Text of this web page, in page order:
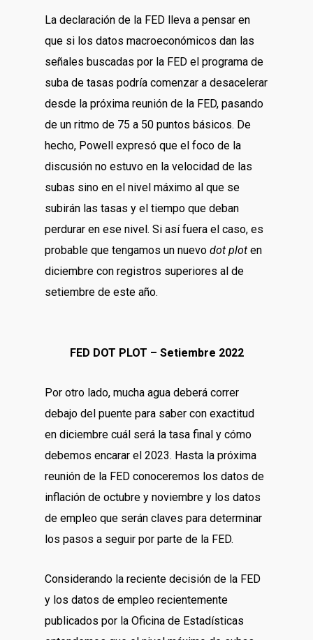
La declaración de la FED lleva a pensar en
que si los datos macroeconómicos dan las
señales buscadas por la FED el programa de
suba de tasas podría comenzar a desacelerar
desde la próxima reunión de la FED, pasando
de un ritmo de 75 a 50 puntos básicos. De
hecho, Powell expresó que el foco de la
discusión no estuvo en la velocidad de las
subas sino en el nivel máximo al que se
subirán las tasas y el tiempo que deban
perdurar en ese nivel. Si así fuera el caso, es
probable que tengamos un nuevo dot plot en
diciembre con registros superiores al de
setiembre de este año.
FED DOT PLOT – Setiembre 2022
Por otro lado, mucha agua deberá correr
debajo del puente para saber con exactitud
en diciembre cuál será la tasa final y cómo
debemos encarar el 2023. Hasta la próxima
reunión de la FED conoceremos los datos de
inflación de octubre y noviembre y los datos
de empleo que serán claves para determinar
los pasos a seguir por parte de la FED.
Considerando la reciente decisión de la FED
y los datos de empleo recientemente
publicados por la Oficina de Estadísticas